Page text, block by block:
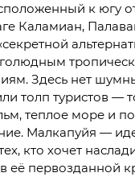
к югу
Каламиан,
Здесь нет
толп туристов —
теплое море и
Малкапуйя —
кто хочет
её первозданной